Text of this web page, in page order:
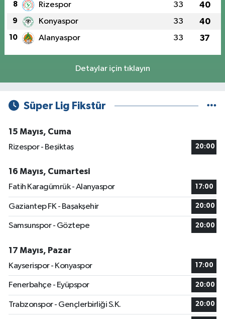
8 Rizespor 33 40
9 Konyaspor 33 40
10 Alanyaspor 33 37
Detaylar için tıklayın
Süper Lig Fikstür
15 Mayıs, Cuma
Rizespor - Beşiktaş
20:00
16 Mayıs, Cumartesi
Fatih Karagümrük - Alanyaspor
17:00
Gaziantep FK - Başakşehir 20:00
Samsunspor - Göztepe 20:00
17 Mayıs, Pazar
Kayserispor - Konyaspor
17:00
Fenerbahçe - Eyüpspor 20:00
Trabzonspor - Gençlerbirliği S.K. 20:00